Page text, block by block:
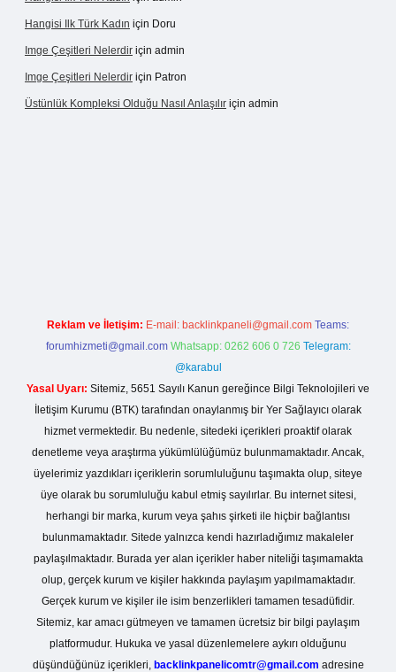
Hangisi Ilk Türk Kadın için Doru
Imge Çeşitleri Nelerdir için admin
Imge Çeşitleri Nelerdir için Patron
Üstünlük Kompleksi Olduğu Nasıl Anlaşılır için admin
Reklam ve İletişim: E-mail: backlinkpaneli@gmail.com Teams:
forumhizmeti@gmail.com Whatsapp: 0262 606 0 726 Telegram:
@karabul
Yasal Uyarı: Sitemiz, 5651 Sayılı Kanun gereğince Bilgi Teknolojileri ve
İletişim Kurumu (BTK) tarafından onaylanmış bir Yer Sağlayıcı olarak
hizmet vermektedir. Bu nedenle, sitedeki içerikleri proaktif olarak
denetleme veya araştırma yükümlülüğümüz bulunmamaktadır. Ancak,
üyelerimiz yazdıkları içeriklerin sorumluluğunu taşımakta olup, siteye
üye olarak bu sorumluluğu kabul etmiş sayılırlar. Bu internet sitesi,
herhangi bir marka, kurum veya şahıs şirketi ile hiçbir bağlantısı
bulunmamaktadır. Sitede yalnızca kendi hazırladığımız makaleler
paylaşılmaktadır. Burada yer alan içerikler haber niteliği taşımamakta
olup, gerçek kurum ve kişiler hakkında paylaşım yapılmamaktadır.
Gerçek kurum ve kişiler ile isim benzerlikleri tamamen tesadüfidir.
Sitemiz, kar amacı gütmeyen ve tamamen ücretsiz bir bilgi paylaşım
platformudur. Hukuka ve yasal düzenlemelere aykırı olduğunu
düşündüğünüz içerikleri, backlinkpanelicomtr@gmail.com adresine